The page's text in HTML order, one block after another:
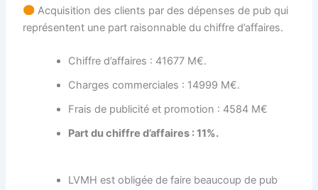
Acquisition des clients par des dépenses de pub qui
représentent une part raisonnable du chiffre d’affaires.
Chiffre d’affaires : 41677 M€.
Charges commerciales : 14999 M€.
Frais de publicité et promotion : 4584 M€
Part du chiffre d’affaires : 11%.
LVMH est obligée de faire beaucoup de pub